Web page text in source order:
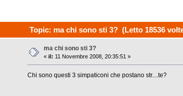
Topic: ma chi sono sti 3? (Letto 18536
ma chi sono sti 3?
«il: 11 Novembre 2008, 20:35:51 »
Chi sono questi 3 simpaticoni che postano str....te?